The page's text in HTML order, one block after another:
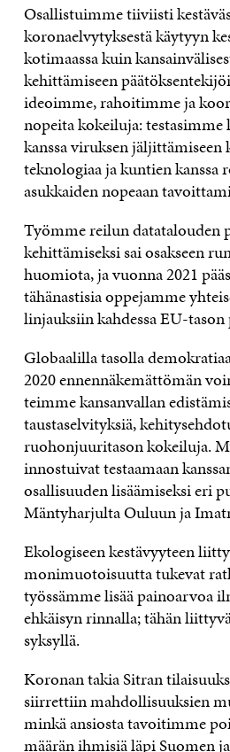
Osallistuimme tiiviisti
koronaelvytyksestä käytyyn
kotimaassa kuin
kehittämiseen
ideoimme, rahoitimme ja
nopeita kokeiluja:
kanssa viruksen
teknologiaa ja kuntien
asukkaiden nopeaan
Työmme reilun datatalouden
kehittämiseksi sai osakseen
huomiota, ja vuonna 2021
tähänastisia oppejamme
linjauksiin kahdessa EU-tason
Globaalilla tasolla
2020 ennennäkemättömän
teimme kansanvallan
taustaselvityksiä,
ruohonjuuritason kokeiluja.
innostuivat testaamaan
osallisuuden lisäämiseksi eri
Mäntyharjulta Ouluun ja
Ekologiseen kestävyyteen
monimuotoisuutta tukevat
työssämme lisää painoarvoa
ehkäisyn rinnalla; tähän
syksyllä.
Koronan takia Sitran
siirrettiin mahdollisuuksien
minkä ansiosta tavoitimme
määrän ihmisiä läpi Suomen